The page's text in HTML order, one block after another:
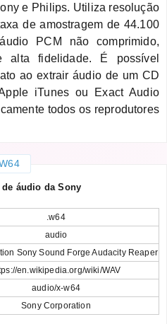
e Philips. Utiliza resolução
de amostragem de 44.100
PCM não comprimido,
alta fidelidade. É possível
ao extrair áudio de um CD
iTunes ou Exact Audio
todos os reprodutores
de áudio da Sony
.w64
audio
Sony Sound Forge Audacity Reaper
en.wikipedia.org/wiki/WAV
audio/x-w64
Sony Corporation